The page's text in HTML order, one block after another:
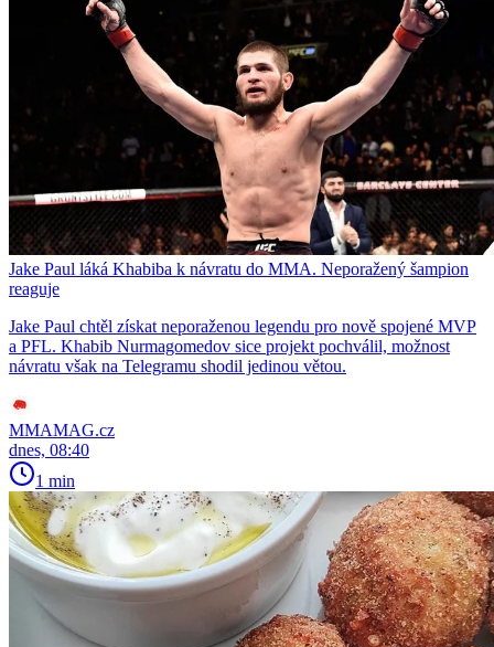
Jake Paul láká Khabiba k návratu do MMA. Neporažený šampion
reaguje
Jake Paul chtěl získat neporaženou legendu pro nově spojené MVP
a PFL. Khabib Nurmagomedov sice projekt pochválil, možnost
návratu však na Telegramu shodil jedinou větou.
MMAMAG.cz
dnes, 08:40
1 min